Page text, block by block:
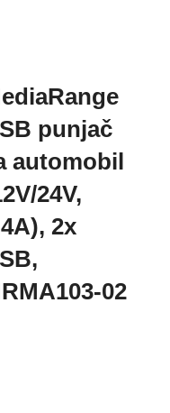
punjač
automobil
24V,
2x
02